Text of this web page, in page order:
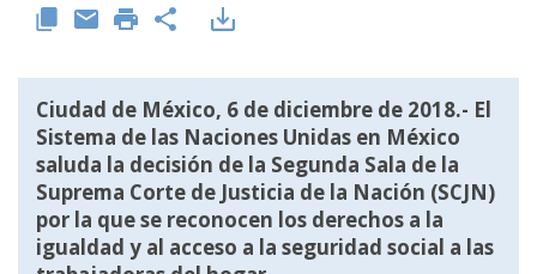
Ciudad de México, 6 de diciembre de 2018.- El
Sistema de las Naciones Unidas en México
saluda la decisión de la Segunda Sala de la
Suprema Corte de Justicia de la Nación (SCJN)
por la que se reconocen los derechos a la
igualdad y al acceso a la seguridad social a las